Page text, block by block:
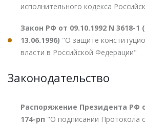
исполнительного кодекса
Закон РФ от 09.10.1992 N 3618-1
13.06.1996) "О защите
власти в Российской Федерации"
Законодательство
Распоряжение Президента РФ
174-рп "О подписании Протокола